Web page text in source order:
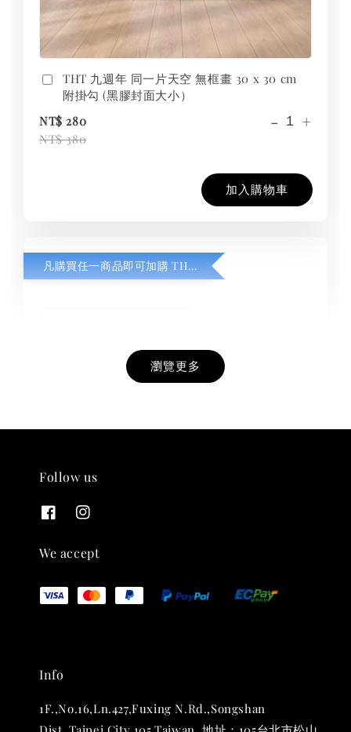
THT 九週年 同一片天空 無框畫 30 x 30 cm
附掛勾 (黑膠封面大小）
NT$ 280
NT$ 380
- +
加入購物車
凡購買任一商品即可加購 THT 九週年紀念 T-shirt
THT 九週年紀念 T-shirt
NT$ 880
加入購物車
瀏覽更多
Follow us
We accept
Info
1F.,No.16,Ln.427,Fuxing N.Rd.,Songshan